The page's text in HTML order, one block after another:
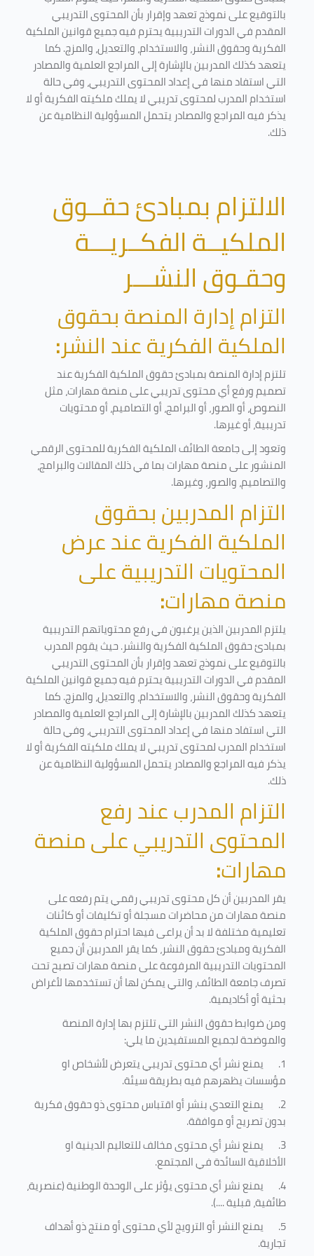
بالتوقيع على نموذج تعهد وإقرار بأن المحتوى التدريبي
المقدم في الدورات التدريبية يحترم فيه جميع قوانين الملكية
الفكرية وحقوق النشر، والاستخدام، والتعديل، والمزج. كما
يتعهد كذلك المدربين بالإشارة إلى المراجع العلمية والمصادر
التي استفاد منها في إعداد المحتوى التدريبي، وفي حالة
استخدام المدرب لمحتوى تدريبي لا يملك ملكيته الفكرية أو لا
يذكر فيه المراجع والمصادر يتحمل المسؤولية النظامية عن
ذلك.
الالتزام بمبادئ حقــوق
الملكيــة الفكــريـــة
وحقـوق النشـــر
التزام إدارة المنصة بحقوق
الملكية الفكرية عند النشر:
تلتزم إدارة المنصة بمبادئ حقوق الملكية الفكرية عند
تصميم ورفع أي محتوى تدريبي على منصة مهارات، مثل
النصوص، أو الصور، أو البرامج، أو التصاميم، أو محتويات
تدريبية، أو غيرها.
وتعود إلى جامعة الطائف الملكية الفكرية للمحتوى الرقمي
المنشور على منصة مهارات بما في ذلك المقالات والبرامج،
والتصاميم، والصور، وغيرها.
التزام المدربين بحقوق
الملكية الفكرية عند عرض
المحتويات التدريبية على
منصة مهارات:
يلتزم المدربين الذين يرغبون في رفع محتوياتهم التدريبية
بمبادئ حقوق الملكية الفكرية والنشر. حيث يقوم المدرب
بالتوقيع على نموذج تعهد وإقرار بأن المحتوى التدريبي
المقدم في الدورات التدريبية يحترم فيه جميع قوانين الملكية
الفكرية وحقوق النشر، والاستخدام، والتعديل، والمزج. كما
يتعهد كذلك المدربين بالإشارة إلى المراجع العلمية والمصادر
التي استفاد منها في إعداد المحتوى التدريبي، وفي حالة
استخدام المدرب لمحتوى تدريبي لا يملك ملكيته الفكرية أو لا
يذكر فيه المراجع والمصادر يتحمل المسؤولية النظامية عن
ذلك.
التزام المدرب عند رفع
المحتوى التدريبي على منصة
مهارات:
يقر المدربين أن كل محتوى تدريبي رقمي يتم رفعه على
منصة مهارات من محاضرات مسجلة أو تكليفات أو كائنات
تعليمية مختلفة لا بد أن يراعى فيها احترام حقوق الملكية
الفكرية ومبادئ حقوق النشر، كما يقر المدربين أن جميع
المحتويات التدريبية المرفوعة على منصة مهارات تصبح تحت
تصرف جامعة الطائف، والتي يمكن لها أن تستخدمها لأغراض
بحثية أو أكاديمية.
ومن ضوابط حقوق النشر التي تلتزم بها إدارة المنصة
والموضحة لجميع المستفيدين ما يلي:
1.
يمنع نشر أي محتوى تدريبي يتعرض لأشخاص او
مؤسسات يظهرهم فيه بطريقة سيئة.
2.
يمنع التعدي بنشر أو اقتباس محتوى ذو حقوق فكرية
بدون تصريح أو موافقة.
3.
يمنع نشر أي محتوى مخالف للتعاليم الدينية او
الأخلاقية السائدة في المجتمع.
4.
يمنع نشر أي محتوى يؤثر على الوحدة الوطنية (عنصرية،
طائفية، قبلية ....).
5.
يمنع النشر أو الترويج لأي محتوى أو منتج ذو أهداف
تجارية.